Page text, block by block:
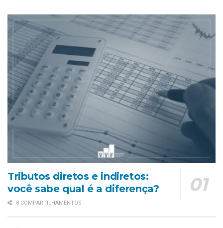
Tributos diretos e indiretos:
você sabe qual é a diferença?
8 COMPARTILHAMENTOS